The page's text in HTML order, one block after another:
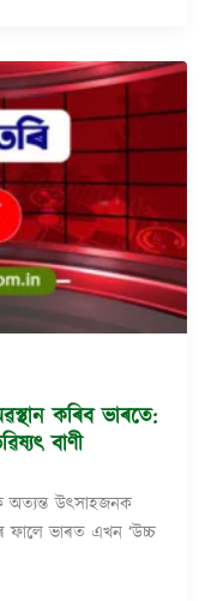
কৰিব ভাৰতে:
বাণী
অত্যন্ত উৎসাহজনক
ভাৰত এখন ‘উচ্চ